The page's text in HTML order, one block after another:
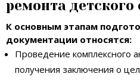
ремонта детского
К основным этапам
документации относятся:
Проведение комплексного
получения заключения о